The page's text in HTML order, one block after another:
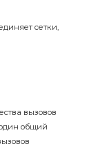
сетки,
вызовов
общий